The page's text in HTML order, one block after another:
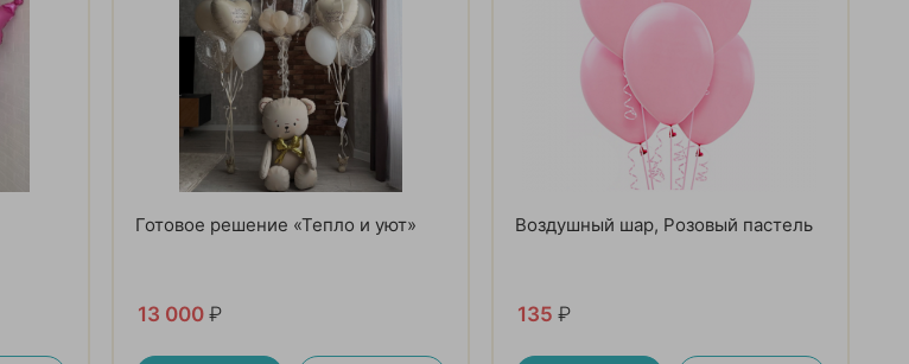
Готовое решение «Тепло и уют»
13 000 ₽
Воздушный шар, Розовый пастель
135 ₽